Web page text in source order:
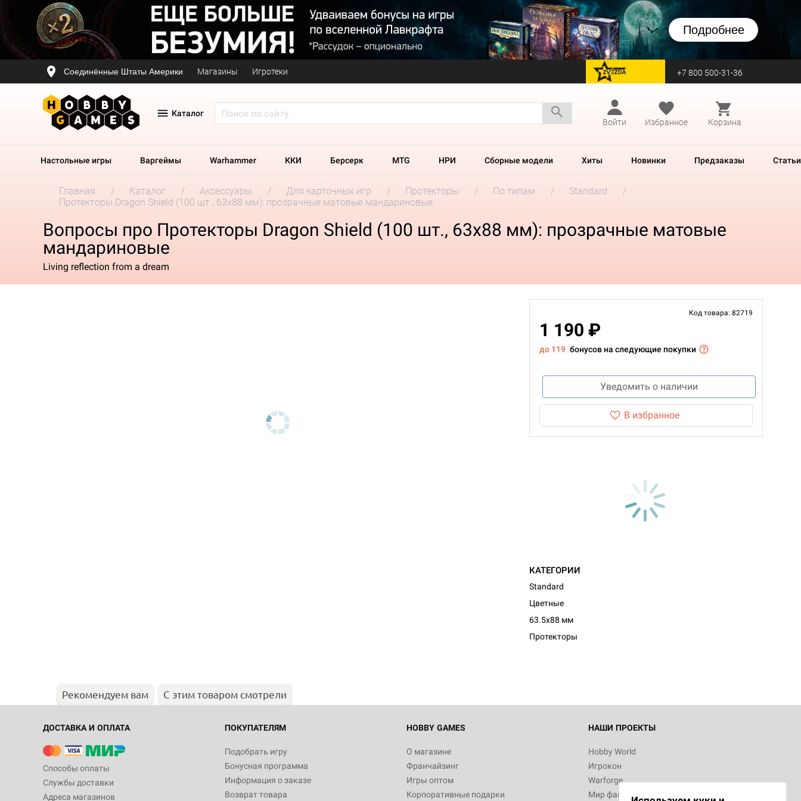
Подробнее
Соединённые Штаты Америки Магазины Игротеки перейти на Zvezda +7 800 500-31-36
Каталог
Войти
Избранное Корзина
Настольные игры Варгеймы Warhammer ККИ Берсерк MTG НРИ Сборные модели Хиты Новинки Предзаказы Статьи
Главная Каталог Аксессуары Для карточных игр Протекторы По типам
Standard
Протекторы Dragon Shield (100 шт., 63x88 мм): прозрачные матовые мандариновые
Вопросы про Протекторы Dragon Shield (100 шт., 63x88 мм): прозрачные матовые
мандариновые
Living reflection from a dream
Код товара: 82719
1 190 ₽
до 119 бонусов на следующие покупки
Уведомить о наличии
В избранное
КАТЕГОРИИ
Standard
Цветные
63.5x88 мм
Протекторы
Рекомендуем вам С этим товаром смотрели
ДОСТАВКА И ОПЛАТА
Способы оплаты
Службы доставки
Адреса магазинов
ПОКУПАТЕЛЯМ
Подобрать игру
Бонусная программа
Информация о заказе
Возврат товара
HOBBY GAMES
О магазине
Франчайзинг
Игры оптом
Корпоративные подарки
НАШИ ПРОЕКТЫ
Hobby World
Игрокон
Warforge
Мир фантастики